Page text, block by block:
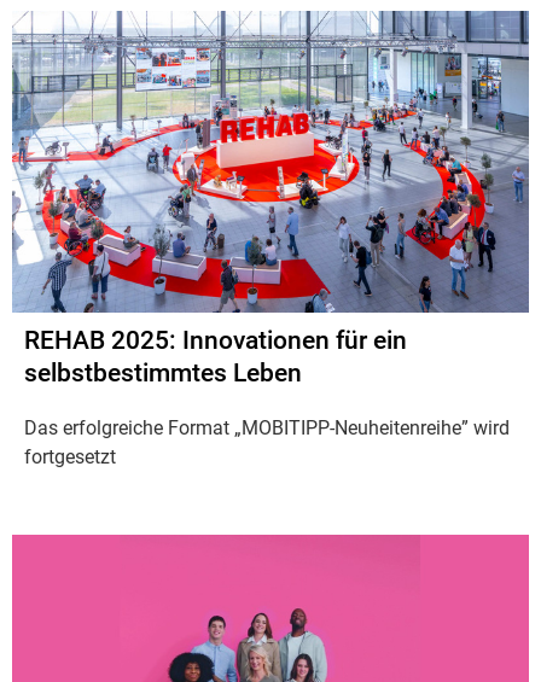
REHAB 2025: Innovationen für ein
selbstbestimmtes Leben
Das erfolgreiche Format „MOBITIPP-Neuheitenreihe” wird
fortgesetzt